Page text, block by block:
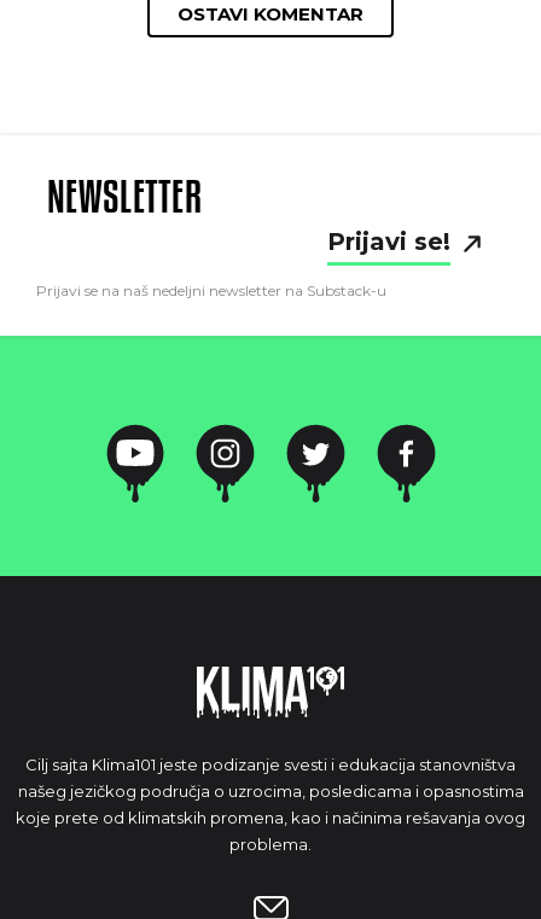
OSTAVI KOMENTAR
NEWSLETTER
Prijavi se!
Prijavi se na naš nedeljni newsletter na Substack-u
Cilj sajta Klima101 jeste podizanje svesti i edukacija stanovništva
našeg jezičkog područja o uzrocima, posledicama i opasnostima
koje prete od klimatskih promena, kao i načinima rešavanja ovog
problema.